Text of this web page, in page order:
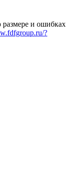
размере и ошибках
?